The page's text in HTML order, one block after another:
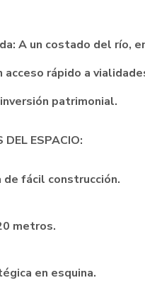
A un costado del río,
acceso rápido a
patrimonial.
ESPACIO:
de fácil construcción.
metros.
en esquina.